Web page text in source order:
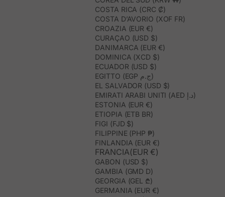
COSTA RICA (CRC ₡)
COSTA D’AVORIO (XOF FR)
CROAZIA (EUR €)
CURAÇAO (USD $)
DANIMARCA (EUR €)
DOMINICA (XCD $)
ECUADOR (USD $)
EGITTO (EGP ج.م)
EL SALVADOR (USD $)
EMIRATI ARABI UNITI (AED د.إ)
ESTONIA (EUR €)
ETIOPIA (ETB BR)
FIGI (FJD $)
FILIPPINE (PHP ₱)
FINLANDIA (EUR €)
FRANCIA(EUR €)
GABON (USD $)
GAMBIA (GMD D)
GEORGIA (GEL ₾)
GERMANIA (EUR €)